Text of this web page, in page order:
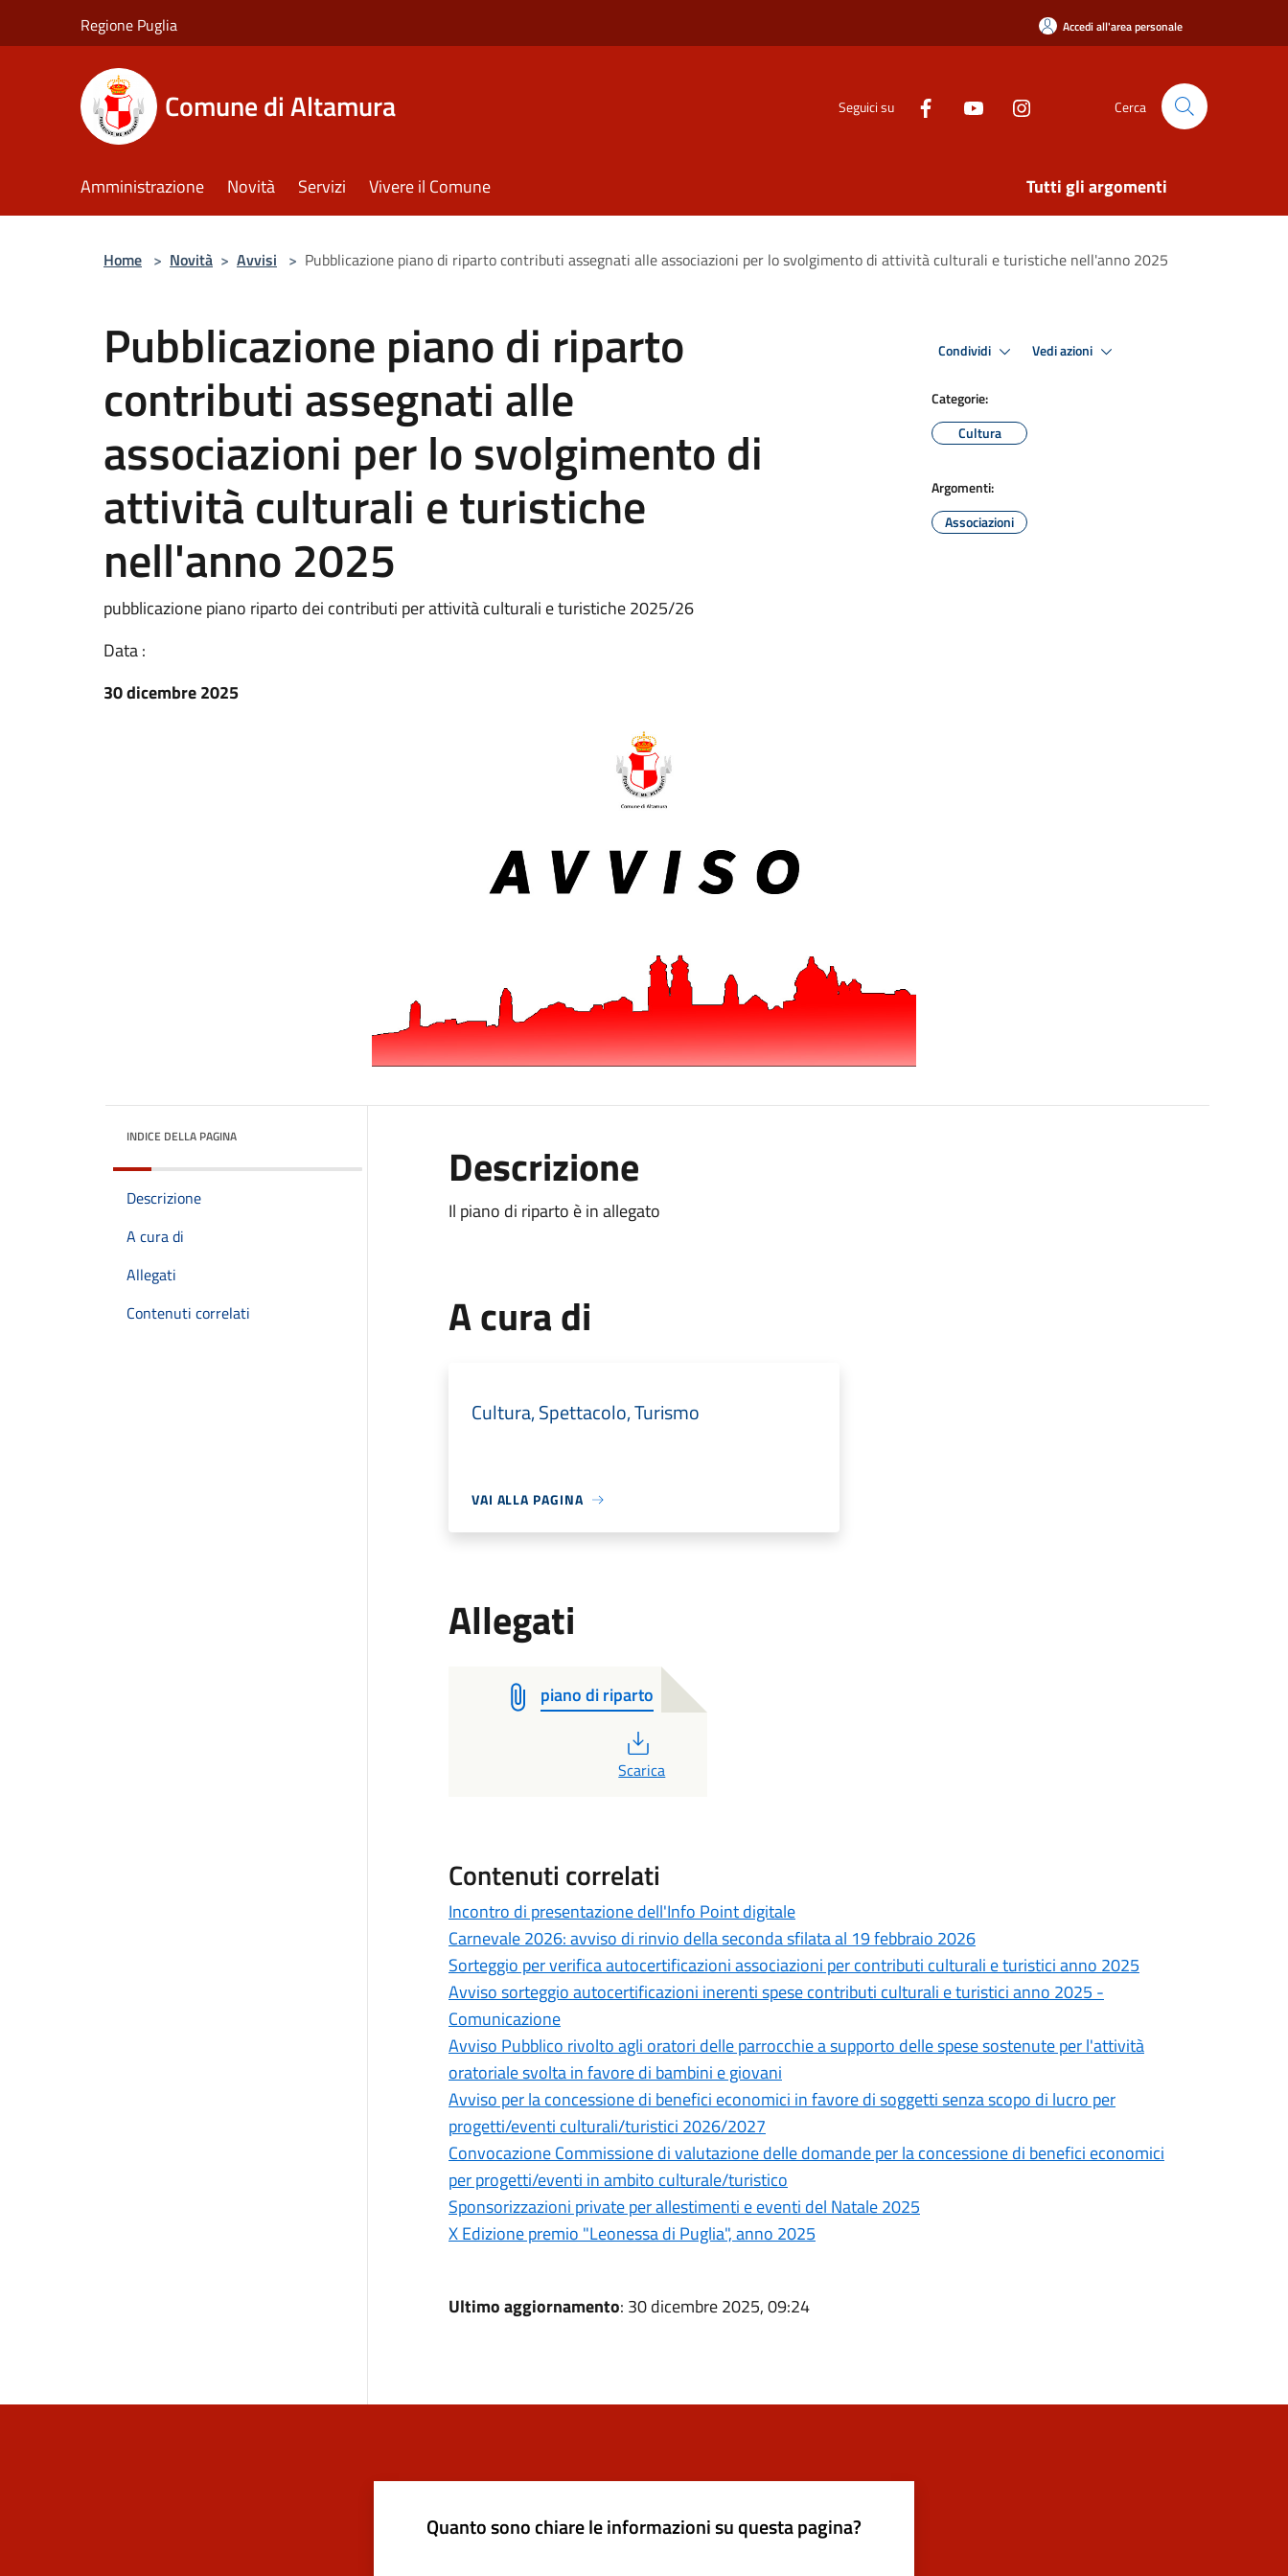
Regione Puglia Accedi all'area personale
Comune di Altamura Seguici su Cerca
Amministrazione Novità Servizi Vivere il Comune Tutti gli argomenti
Home > Novità > Avvisi > Pubblicazione piano di riparto contributi assegnati alle associazioni per lo svolgimento di attività culturali e turistiche nell'anno 2025
Pubblicazione piano di riparto
contributi assegnati alle
associazioni per lo svolgimento di
attività culturali e turistiche
nell'anno 2025
pubblicazione piano riparto dei contributi per attività culturali e turistiche 2025/26
Data :
30 dicembre 2025
Condividi Vedi azioni
Categorie:
Cultura
Argomenti:
Associazioni
INDICE DELLA PAGINA
Descrizione
A cura di
Allegati
Contenuti correlati
Descrizione
Il piano di riparto è in allegato
A cura di
Cultura, Spettacolo, Turismo
VAI ALLA PAGINA
Allegati
piano di riparto
Scarica
Contenuti correlati
Incontro di presentazione dell'Info Point digitale
Carnevale 2026: avviso di rinvio della seconda sfilata al 19 febbraio 2026
Sorteggio per verifica autocertificazioni associazioni per contributi culturali e turistici anno 2025
Avviso sorteggio autocertificazioni inerenti spese contributi culturali e turistici anno 2025 -
Comunicazione
Avviso Pubblico rivolto agli oratori delle parrocchie a supporto delle spese sostenute per l'attività
oratoriale svolta in favore di bambini e giovani
Avviso per la concessione di benefici economici in favore di soggetti senza scopo di lucro per
progetti/eventi culturali/turistici 2026/2027
Convocazione Commissione di valutazione delle domande per la concessione di benefici economici
per progetti/eventi in ambito culturale/turistico
Sponsorizzazioni private per allestimenti e eventi del Natale 2025
X Edizione premio "Leonessa di Puglia", anno 2025
Ultimo aggiornamento: 30 dicembre 2025, 09:24
Quanto sono chiare le informazioni su questa pagina?